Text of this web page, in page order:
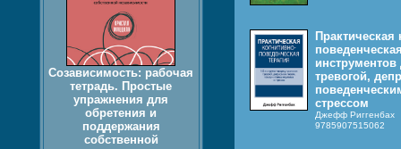
Созависимость: рабочая
тетрадь. Простые
упражнения для
обретения и
поддержания
собственной
Практическая
тревогой,
стрессом
Джефф Риггенбах
9785907515062